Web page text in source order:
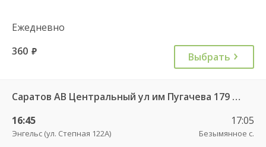
Ежедневно
360 руб. Выбрать
Саратов АВ Центральный ул им Пугачева 179 А — Красный Кут (ул Рабочая 125 А) 622
16:45
Энгельс (ул. Степная 122А)
17:05
Безымянное с.